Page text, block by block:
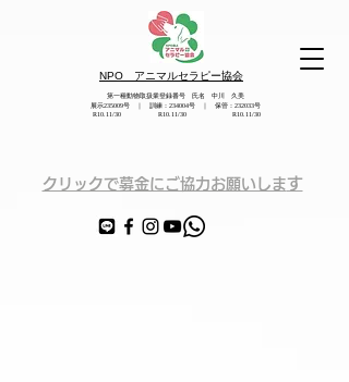
NPO アニマルセラピー協会
第一種動物取扱業登録番号 氏名 中川 久美
展示235009号 ｜ 訓練：234004号 ｜ 保管：232033号
​ R10.11/30 R10.11/30 R10.11/30
クリックで募金にご協力お願いします